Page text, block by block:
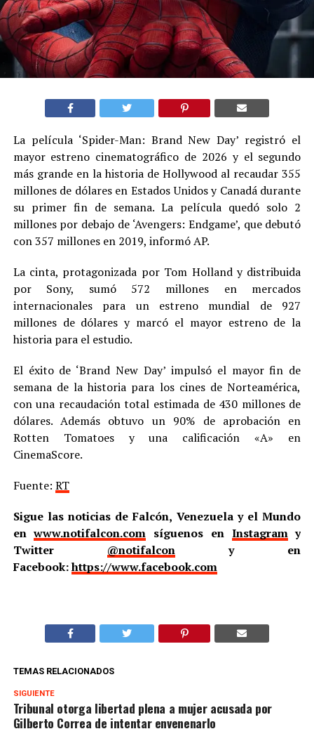
La película ‘Spider-Man: Brand New Day’ registró el
mayor estreno cinematográfico de 2026 y el segundo
más grande en la historia de Hollywood al recaudar 355
millones de dólares en Estados Unidos y Canadá durante
su primer fin de semana. La película quedó solo 2
millones por debajo de ‘Avengers: Endgame’, que debutó
con 357 millones en 2019, informó AP.
La cinta, protagonizada por Tom Holland y distribuida
por Sony, sumó 572 millones en mercados
internacionales para un estreno mundial de 927
millones de dólares y marcó el mayor estreno de la
historia para el estudio.
El éxito de ‘Brand New Day’ impulsó el mayor fin de
semana de la historia para los cines de Norteamérica,
con una recaudación total estimada de 430 millones de
dólares. Además obtuvo un 90% de aprobación en
Rotten Tomatoes y una calificación «A» en
CinemaScore.
Fuente: RT
Sigue las noticias de Falcón, Venezuela y el Mundo
enwww.notifalcon.com síguenos en Instagramy
Twitter @notifalcony en
Facebook:https://www.facebook.com
TEMAS RELACIONADOS
SIGUIENTE
Tribunal otorga libertad plena a mujer acusada por
Gilberto Correa de intentar envenenarlo